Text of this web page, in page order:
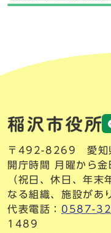
〒492-8269 愛知
開庁時間 月曜から
（祝日、休日、年末
なる組織、施設があ
代表電話： 0587-
1489